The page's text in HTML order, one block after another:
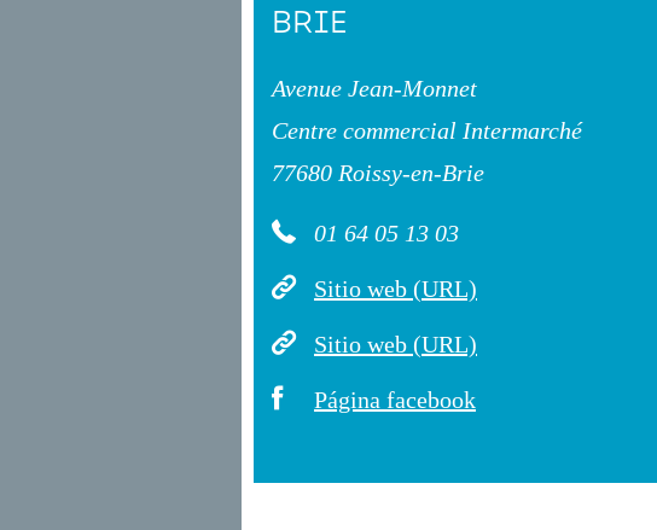
BRIE
Avenue Jean-Monnet
Centre commercial Intermarché
77680 Roissy-en-Brie
01 64 05 13 03
Sitio web (URL)
Sitio web (URL)
Página facebook